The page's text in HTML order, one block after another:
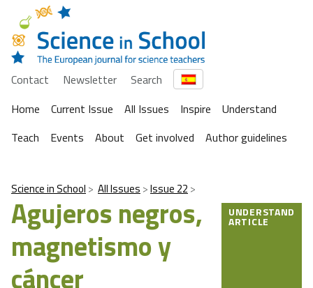
Contact Newsletter
Search
Home
Current Issue All Issues Inspire
Understand
Teach
Events About Get involved Author guidelines
Science in School All Issues Issue 22
Agujeros negros,
magnetismo y
cáncer
UNDERSTAND
ARTICLE